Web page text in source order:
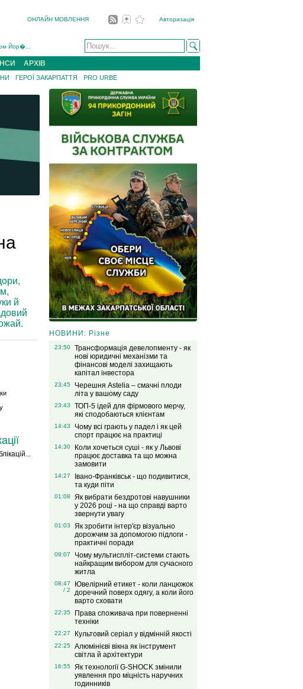
ОНЛАЙН МОВЛЕННЯ Авторизація
Йор�...
�...
gree...
АРХІВ
ГЕРОЇ ЗАКАРПАТТЯ PRO URBE
й
НОВИНИ: Різне
23:50
Трансформація девелопменту - як
нові юридичні механізми та
фінансові моделі захищають
капітал інвестора
23:45
Черешня Astelia – смачні плоди
літа у вашому саду
23:43
ТОП-5 ідей для фірмового мерчу,
які сподобаються клієнтам
14:43
Чому всі грають у падел і як цей
спорт працює на практиці
14:30
Коли хочеться суші - як у Львові
працює доставка та що можна
замовити
14:27
Івано-Франківськ - що подивитися,
та куди піти
01:08
Як вибрати бездротові навушники
у 2026 році - на що справді варто
звернути увагу
01:03
Як зробити інтер'єр візуально
дорожчим за допомогою підлоги -
практичні поради
09:07
Чому мультиспліт-системи стають
найкращим вибором для сучасного
житла
08:47
/ 2
Ювелірний етикет - коли ланцюжок
доречний поверх одягу, а коли його
варто сховати
22:35
Права споживача при поверненні
техніки
22:27 Культовий серіал у відмінній якості
22:25
Алюмінієві вікна як інструмент
світла й архітектури
16:55
Як технології G-SHOCK змінили
уявлення про міцність наручних
годинників